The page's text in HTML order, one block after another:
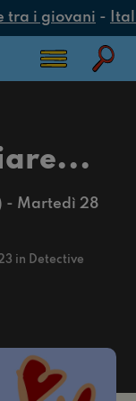
tra i giovani-
- Martedì 28
in Detective